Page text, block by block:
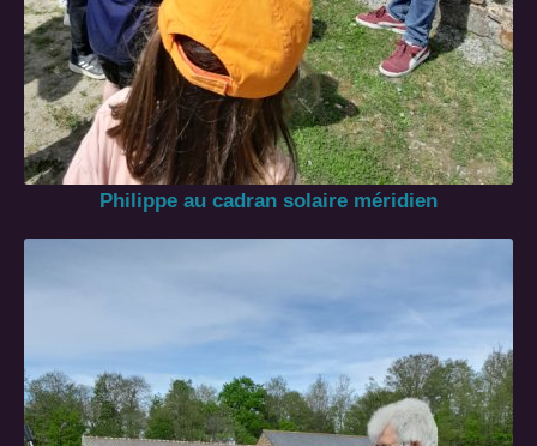
Philippe au cadran solaire méridien